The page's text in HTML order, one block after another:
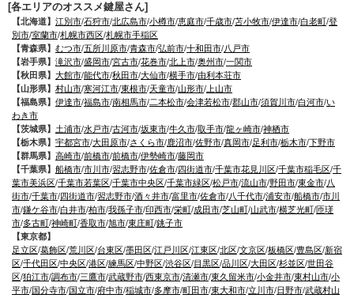
[各エリアのオススメ鍵屋さん]
【北海道】 江別市/石狩市/北広島市/小樽市/恵庭市/千歳市/苫小牧市/伊達市/白老町/登
別市/室蘭市/札幌市西区/札幌市手稲区
【青森県】 むつ市/五所川原市/青森市/弘前市/十和田市/八戸市
【岩手県】 滝沢市/盛岡市/宮古市/花巻市/北上市/奥州市/一関市
【秋田県】 大館市/能代市/秋田市/大仙市/横手市/由利本荘市
【山形県】 村山市/寒河江市/東根市/天童市/山形市/ 上山市
【福島県】 伊達市/福島市/南相馬市/二本松市/会津若松市/郡山市/須賀川市/白河市/い
わき市
【茨城県】 土浦市/水戸市/古河市/坂東市/牛久市/取手市/龍ヶ崎市/神栖市
【栃木県】 宇都宮市/大田原市/さくら市/鹿沼市/佐野市/真岡市/足利市/栃木市/下野市
【群馬県】 高崎市/前橋市/前橋市/伊勢崎市/藤岡市
【千葉県】 船橋市/市川市/習志野市/佐倉市/四街道市/千葉市花見川区/千葉市稲毛区/千
葉市美浜区/千葉市若葉区/千葉市中央区/千葉市緑区/松戸市/流山市/野田市/東金市/八
街市/千葉市/四街道市/習志野市/酒々井市/富里市/佐倉市/八千代市/浦安市/船橋市/市川
市/鎌ケ谷市/白井市/柏市/我孫子市/印西市/栄町/成田市/芝山町/山武市/横芝光町/匝瑳
市/多古町/神崎町/香取市/旭市/東庄町/銚子市
【東京都】
足立区/葛飾区/荒川区/台東区/墨田区/江戸川区/江東区/北区/文京区/板橋区/豊島区/新宿
区/千代田区/中央区/港区/練馬区/中野区/渋谷区/目黒区/品川区/大田区/杉並区/世田谷
区/狛江市/調布市/三鷹市/武蔵野市/西東京市/清瀬市/東久留米市/小金井市/東村山市/小
平市/国分寺市/国立市/府中市/稲城市/多摩市/町田市/東大和市/立川市/日野市/武蔵村山